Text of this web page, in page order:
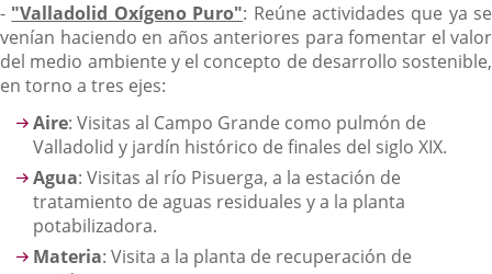
- "Valladolid Oxígeno Puro": Reúne actividades que ya se
venían haciendo en años anteriores para fomentar el valor
del medio ambiente y el concepto de desarrollo sostenible,
en torno a tres ejes:
Aire: Visitas al Campo Grande como pulmón de
Valladolid y jardín histórico de finales del siglo XIX.
Agua: Visitas al río Pisuerga, a la estación de
tratamiento de aguas residuales y a la planta
potabilizadora.
Materia: Visita a la planta de recuperación de